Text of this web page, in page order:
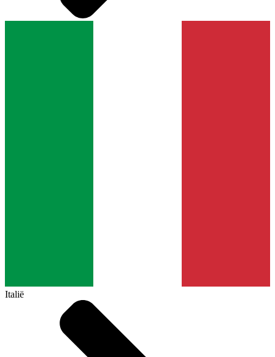
Italië